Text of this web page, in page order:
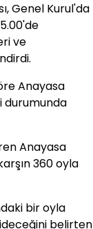
Genel Kurul'da
ve
Anayasa
durumunda
Anayasa
360 oyla
bir oyla
belirten